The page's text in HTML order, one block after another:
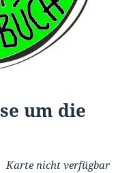
um die
Karte nicht verfügbar